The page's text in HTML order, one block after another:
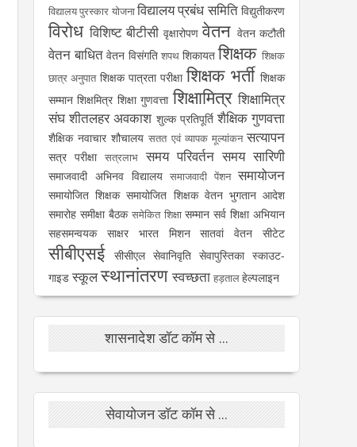
विद्यालय पुरस्कार योजनाविद्यालय प्रबंध समिति विद्युतीकरण
विरोध विशिष्ट बीटीसी वृक्षारोपण वेतन वेतन कटौती
वेतन बाधित वेतन विसंगति शपथ शिकायत शिक्षक शिक्षक
छात्र अनुपात शिक्षक पात्रता परीक्षा शिक्षक भर्ती शिक्षक
सम्मान शिक्षमित्र शिक्षा गुणवत्ता शिक्षामित्र शिक्षामित्र
संघ शीतलहर अवकाश शुल्क प्रतिपूर्ति शैक्षिक गुणवत्ता
शैक्षिक नवाचार शौचालय सतत एवं व्यापक मूल्यांकन सत्यापन
सत्र परीक्षा सत्रलाभ समय परिवर्तन समय सारिणी
समाजवादी अभिनव विद्यालय समाजवादी पेंशन समायोजन
समायोजित शिक्षक समायोजित शिक्षक वेतन भुगतान आदेश
समारोह समीक्षा बैठक समेकित शिक्षा सम्मान सर्व शिक्षा अभियान
सहसमन्वयक
साक्षर भारत मिशन सातवां वेतन सीटेट
सीबीएसई सीसीएल सेवानिवृति सेवापुस्तिका स्काउट-
गाइड स्कूलस्थानांतरण स्वच्छता हड़तालहेल्पलाइन
शासनादेश डॉट कॉम से ...
सेवायोजन डॉट कॉम से ...